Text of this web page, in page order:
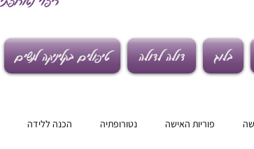
פוריות האישה נטורופתיה הכנה ללידה
בלוג דולה לדולה טיפולים בקליניקה לנשים